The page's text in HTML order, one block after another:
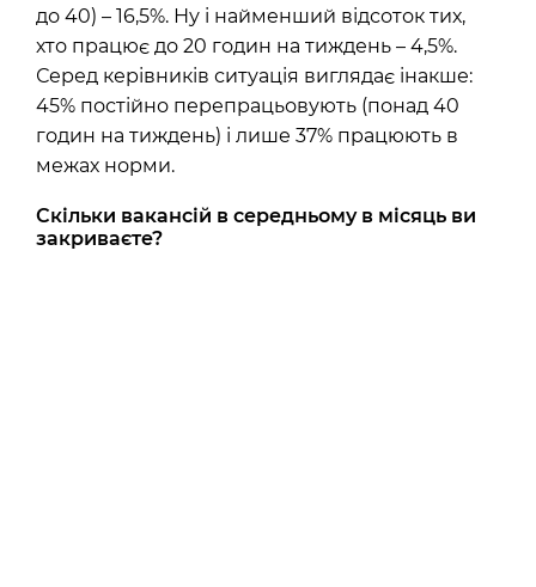
до 40) – 16,5%. Ну і найменший відсоток тих,
хто працює до 20 годин на тиждень – 4,5%.
Серед керівників ситуація виглядає інакше:
45% постійно перепрацьовують (понад 40
годин на тиждень) і лише 37% працюють в
межах норми.
Скільки вакансій в середньому в місяць ви
закриваєте?